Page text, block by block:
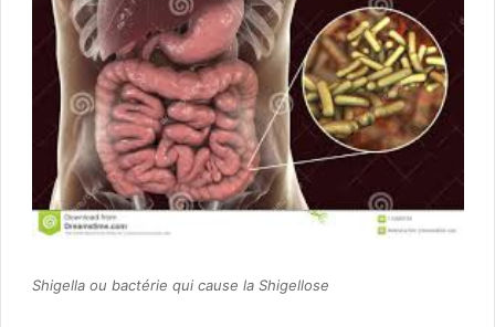
y
r
u
n
c
o
u
r
Shigella ou bactérie qui cause la Shigellose